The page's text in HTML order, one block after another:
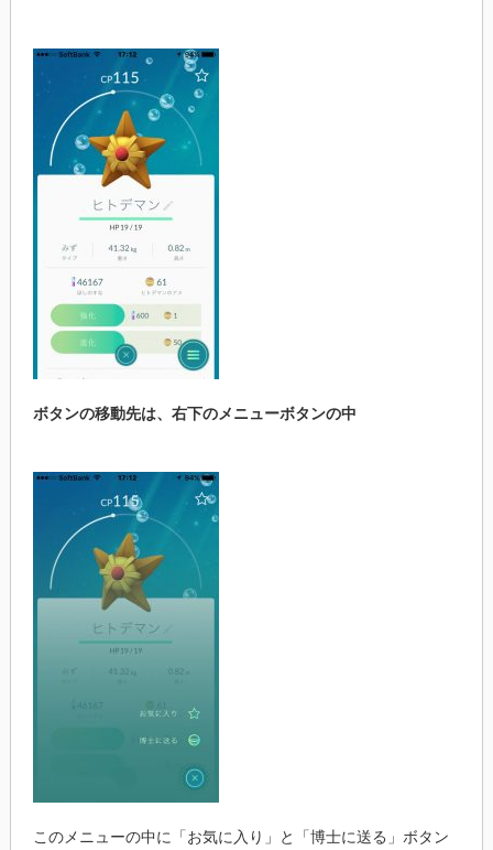
ボタンの移動先は、右下のメニューボタンの中
このメニューの中に「お気に入り」と「博士に送る」ボタン